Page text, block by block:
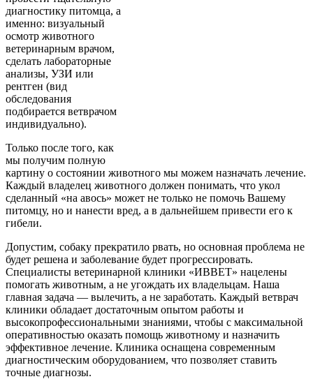
диагностику питомца, а
именно: визуальный
осмотр животного
ветеринарным врачом,
сделать лабораторные
анализы, УЗИ или
рентген (вид
обследования
подбирается ветврачом
индивидуально).
Только после того, как
мы получим полную
картину о состоянии животного мы можем назначать лечение.
Каждый владелец животного должен понимать, что укол
сделанный «на авось» может не только не помочь Вашему
питомцу, но и нанести вред, а в дальнейшем привести его к
гибели.
Допустим, собаку прекратило рвать, но основная проблема не
будет решена и заболевание будет прогрессировать.
Специалисты ветеринарной клиники «ИВВЕТ» нацелены
помогать животным, а не угождать их владельцам. Наша
главная задача — вылечить, а не заработать. Каждый ветврач
клиники обладает достаточным опытом работы и
высокопрофессиональными знаниями, чтобы с максимальной
оперативностью оказать помощь животному и назначить
эффективное лечение. Клиника оснащена современным
диагностическим оборудованием, что позволяет ставить
точные диагнозы.